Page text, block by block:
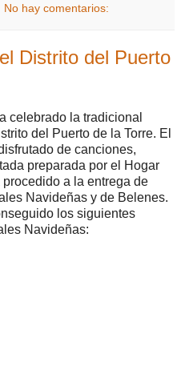
No hay comentarios:
Distrito del Puerto
celebrado la tradicional
del Puerto de la Torre. El
de canciones,
preparada por el Hogar
a la entrega de
Navideñas y de Belenes.
los siguientes
Navideñas: